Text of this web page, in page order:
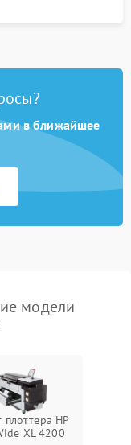
в ближайшее
модели
плоттера HP
XL 4200